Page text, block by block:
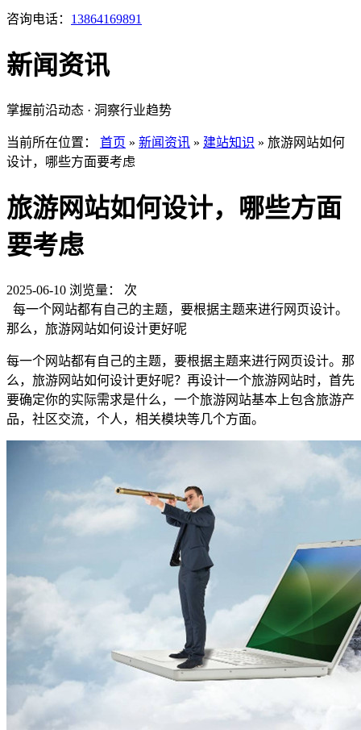
咨询电话： 13864169891
新闻资讯
掌握前沿动态 · 洞察行业趋势
当前所在位置： 首页 » 新闻资讯 » 建站知识 » 旅游网站如何
设计，哪些方面要考虑
旅游网站如何设计，哪些方面
要考虑
2025-06-10 浏览量：
次
每一个网站都有自己的主题，要根据主题来进行网页设计。
那么，旅游网站如何设计更好呢
每一个网站都有自己的主题，要根据主题来进行网页设计。那
么，旅游网站如何设计更好呢？再设计一个旅游网站时，首先
要确定你的实际需求是什么，一个旅游网站基本上包含旅游产
品，社区交流，个人，相关模块等几个方面。